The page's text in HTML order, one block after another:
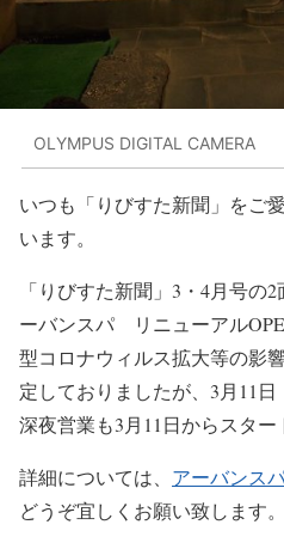
OLYMPUS DIGITAL CAMERA
いつも「りびすた新聞」をご
います。
「りびすた新聞」3・4月号の
ーバンスパ リニューアル
型コロナウィルス拡大等の影
定しておりましたが、3月11日
深夜営業も3月11日からスター
詳細については、 アーバンス
どうぞ宜しくお願い致します。